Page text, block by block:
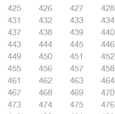
425
426 427 428
431
432 433 434
437
438 439 440
443
444 445 446
449
450 451 452
455
456 457 458
461
462 463 464
467
468 469 470
473
474 475 476